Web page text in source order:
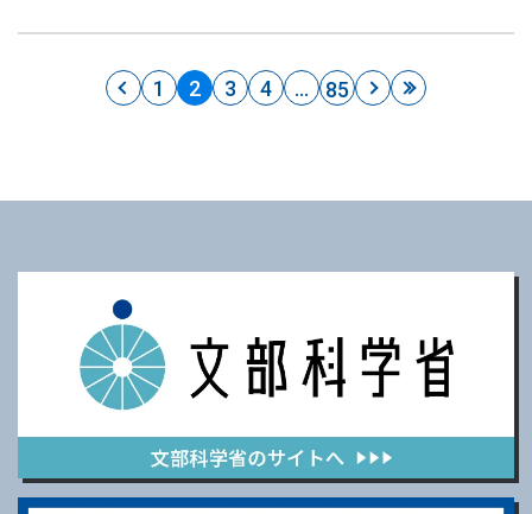
1 2 3 4 … 85